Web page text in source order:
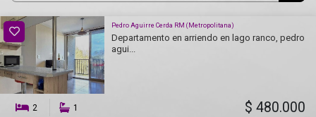
Pedro Aguirre Cerda RM (Metropolitana)
Departamento en arriendo en lago ranco, pedro
agui...
2 1 $ 480.000